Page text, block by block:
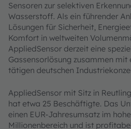
Sensoren zur selektiven
Wasserstoff. Als ein führender
Lösungen für Sicherheit,
Komfort in weltweiten
AppliedSensor derzeit eine
Gassensorlösung zusammen mit
tätigen deutschen
AppliedSensor mit Sitz in
hat etwa 25 Beschäftigte. Das
einen EUR-Jahresumsatz im
Millionenbereich und ist